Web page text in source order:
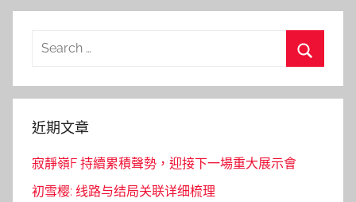
導
Search
近期文章
寂靜嶺F 持續累積聲勢，迎接下一場重大展示會
初雪樱: 线路与结局关联详细梳理